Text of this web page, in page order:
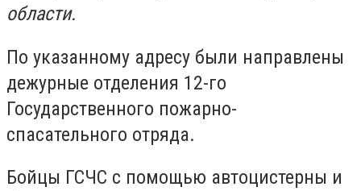
области.
По указанному адресу были направлены
дежурные отделения 12-го
Государственного пожарно-
спасательного отряда.
Бойцы ГСЧС с помощью автоцистерны и